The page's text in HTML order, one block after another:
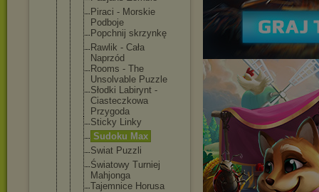
Piraci - Morskie
Podboje
Popchnij skrzynkę
Rawlik - Cała
Naprzód
Rooms - The
Unsolvable Puzzle
Słodki Labirynt -
Ciasteczkowa
Przygoda
Sticky Linky
Sudoku Max
Swiat Puzzli
Światowy Turniej
Mahjonga
Tajemnice Horusa